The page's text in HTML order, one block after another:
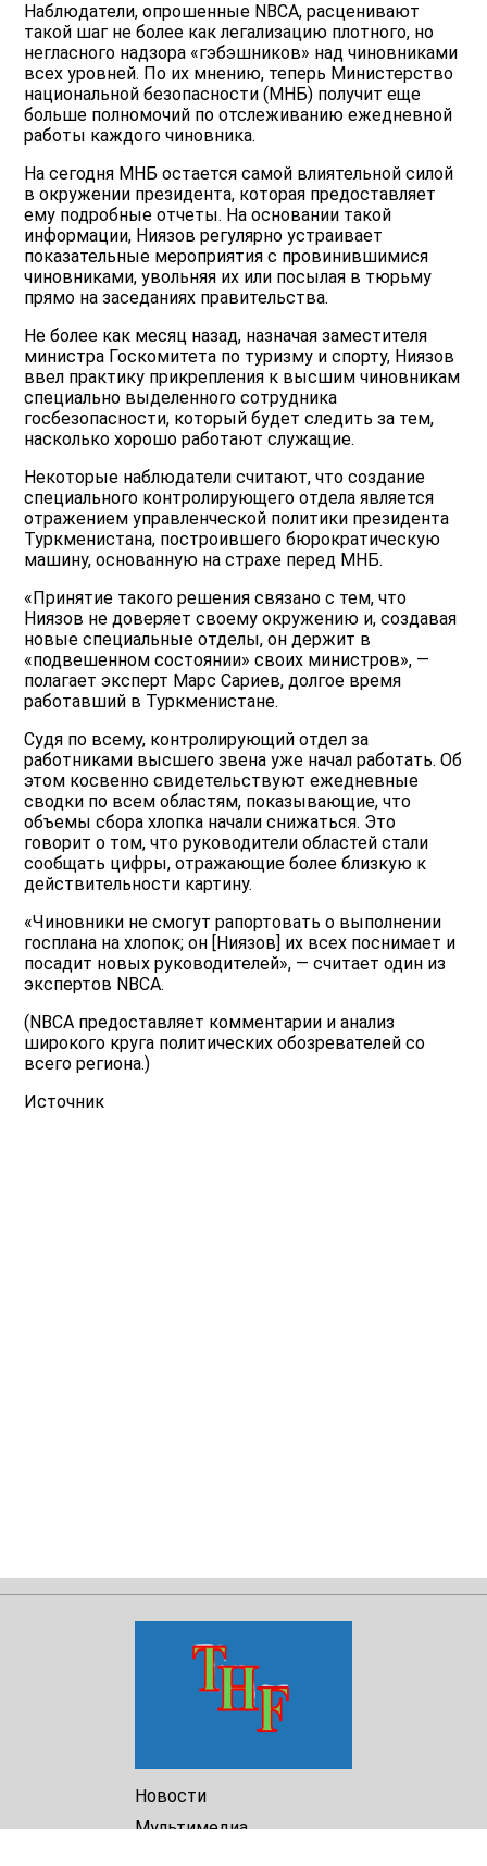
Наблюдатели, опрошенные NBCA, расценивают
такой шаг не более как легализацию плотного, но
негласного надзора «гэбэшников» над чиновниками
всех уровней. По их мнению, теперь Министерство
национальной безопасности (МНБ) получит еще
больше полномочий по отслеживанию ежедневной
работы каждого чиновника.
На сегодня МНБ остается самой влиятельной силой
в окружении президента, которая предоставляет
ему подробные отчеты. На основании такой
информации, Ниязов регулярно устраивает
показательные мероприятия с провинившимися
чиновниками, увольняя их или посылая в тюрьму
прямо на заседаниях правительства.
Не более как месяц назад, назначая заместителя
министра Госкомитета по туризму и спорту, Ниязов
ввел практику прикрепления к высшим чиновникам
специально выделенного сотрудника
госбезопасности, который будет следить за тем,
насколько хорошо работают служащие.
Некоторые наблюдатели считают, что создание
специального контролирующего отдела является
отражением управленческой политики президента
Туркменистана, построившего бюрократическую
машину, основанную на страхе перед МНБ.
«Принятие такого решения связано с тем, что
Ниязов не доверяет своему окружению и, создавая
новые специальные отделы, он держит в
«подвешенном состоянии» своих министров», —
полагает эксперт Марс Сариев, долгое время
работавший в Туркменистане.
Судя по всему, контролирующий отдел за
работниками высшего звена уже начал работать. Об
этом косвенно свидетельствуют ежедневные
сводки по всем областям, показывающие, что
объемы сбора хлопка начали снижаться. Это
говорит о том, что руководители областей стали
сообщать цифры, отражающие более близкую к
действительности картину.
«Чиновники не смогут рапортовать о выполнении
госплана на хлопок; он [Ниязов] их всех поснимает и
посадит новых руководителей», — считает один из
экспертов NBCA.
(NBCA предоставляет комментарии и анализ
широкого круга политических обозревателей со
всего региона.)
Источник
Новости
Мультимедиа